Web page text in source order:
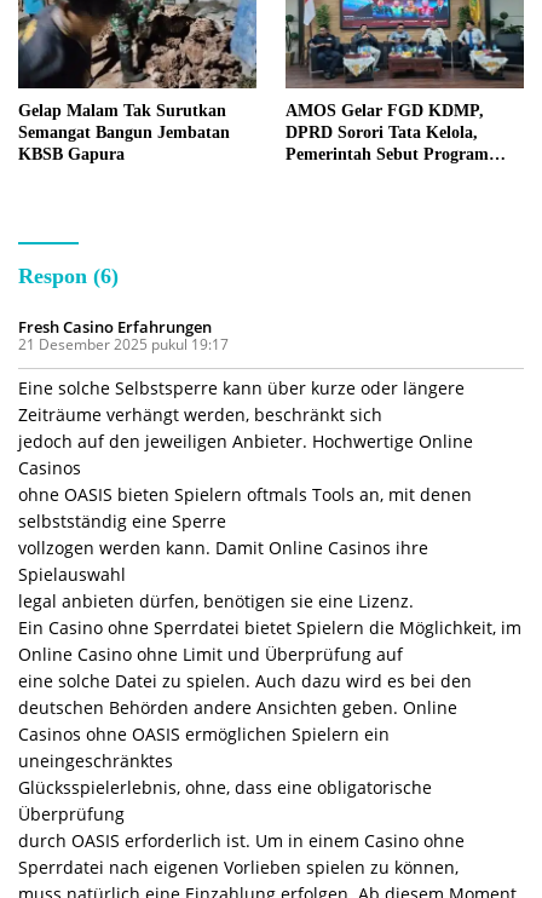
Gelap Malam Tak Surutkan
Semangat Bangun Jembatan
KBSB Gapura
AMOS Gelar FGD KDMP,
DPRD Sorori Tata Kelola,
Pemerintah Sebut Program
Respon (6)
Fresh Casino Erfahrungen
21 Desember 2025 pukul 19:17
Eine solche Selbstsperre kann über kurze oder längere
Zeiträume verhängt werden, beschränkt sich
jedoch auf den jeweiligen Anbieter. Hochwertige Online
Casinos
ohne OASIS bieten Spielern oftmals Tools an, mit denen
selbstständig eine Sperre
vollzogen werden kann. Damit Online Casinos ihre
Spielauswahl
legal anbieten dürfen, benötigen sie eine Lizenz.
Ein Casino ohne Sperrdatei bietet Spielern die Möglichkeit, im
Online Casino ohne Limit und Überprüfung auf
eine solche Datei zu spielen. Auch dazu wird es bei den
deutschen Behörden andere Ansichten geben. Online
Casinos ohne OASIS ermöglichen Spielern ein
uneingeschränktes
Glücksspielerlebnis, ohne, dass eine obligatorische
Überprüfung
durch OASIS erforderlich ist. Um in einem Casino ohne
Sperrdatei nach eigenen Vorlieben spielen zu können,